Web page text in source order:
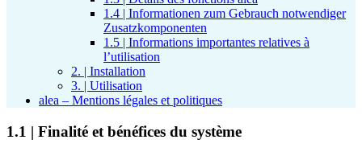
1.4 | Informationen zum Gebrauch notwendiger
Zusatzkomponenten
1.5 | Informations importantes relatives à
l’utilisation
2. | Installation
3. | Utilisation
alea – Mentions légales et politiques
1.1 | Finalité et bénéfices du système